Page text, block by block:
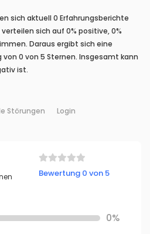
sich aktuell 0 Erfahrungsberichte
sich auf 0% positive, 0%
Daraus ergibt sich eine
0 von 5 Sternen. Insgesamt kann
ist.
Störungen Login
Bewertung 0 von 5
0%